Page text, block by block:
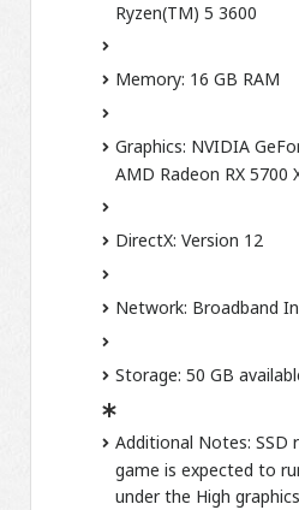
Ryzen(TM) 5 3600
Memory: 16 GB RAM
Graphics: NVIDIA
AMD Radeon RX 5700
DirectX: Version 12
Network: Broadband
Storage: 50 GB
Additional Notes: SSD
game is expected to
under the High